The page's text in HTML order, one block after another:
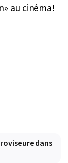
au cinéma!
dans